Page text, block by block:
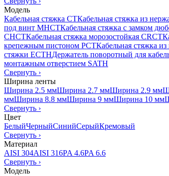
Модель
Кабельная стяжка CTКабельная стяжка из
под винт MHCTКабельная стяжка с замком
CHCTКабельная стяжка морозостойкая CRCT
крепежным пистоном PCTКабельная стяжка
стяжки ECTHДержатель поворотный для
монтажным отверстием SATH
Свернуть ›
Ширина ленты
Ширина 2.5 ммШирина 2.7 ммШирина 2.9 мм
ммШирина 8.8 ммШирина 9 ммШирина 10 мм
Свернуть ›
Цвет
БелыйЧерныйСинийСерыйКремовый
Свернуть ›
Материал
AISI 304AISI 316PA 4.6PA 6.6
Свернуть ›
Модель